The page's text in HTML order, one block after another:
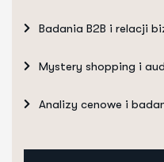
Badania B2B i relacji
Mystery shopping i
Analizy cenowe i